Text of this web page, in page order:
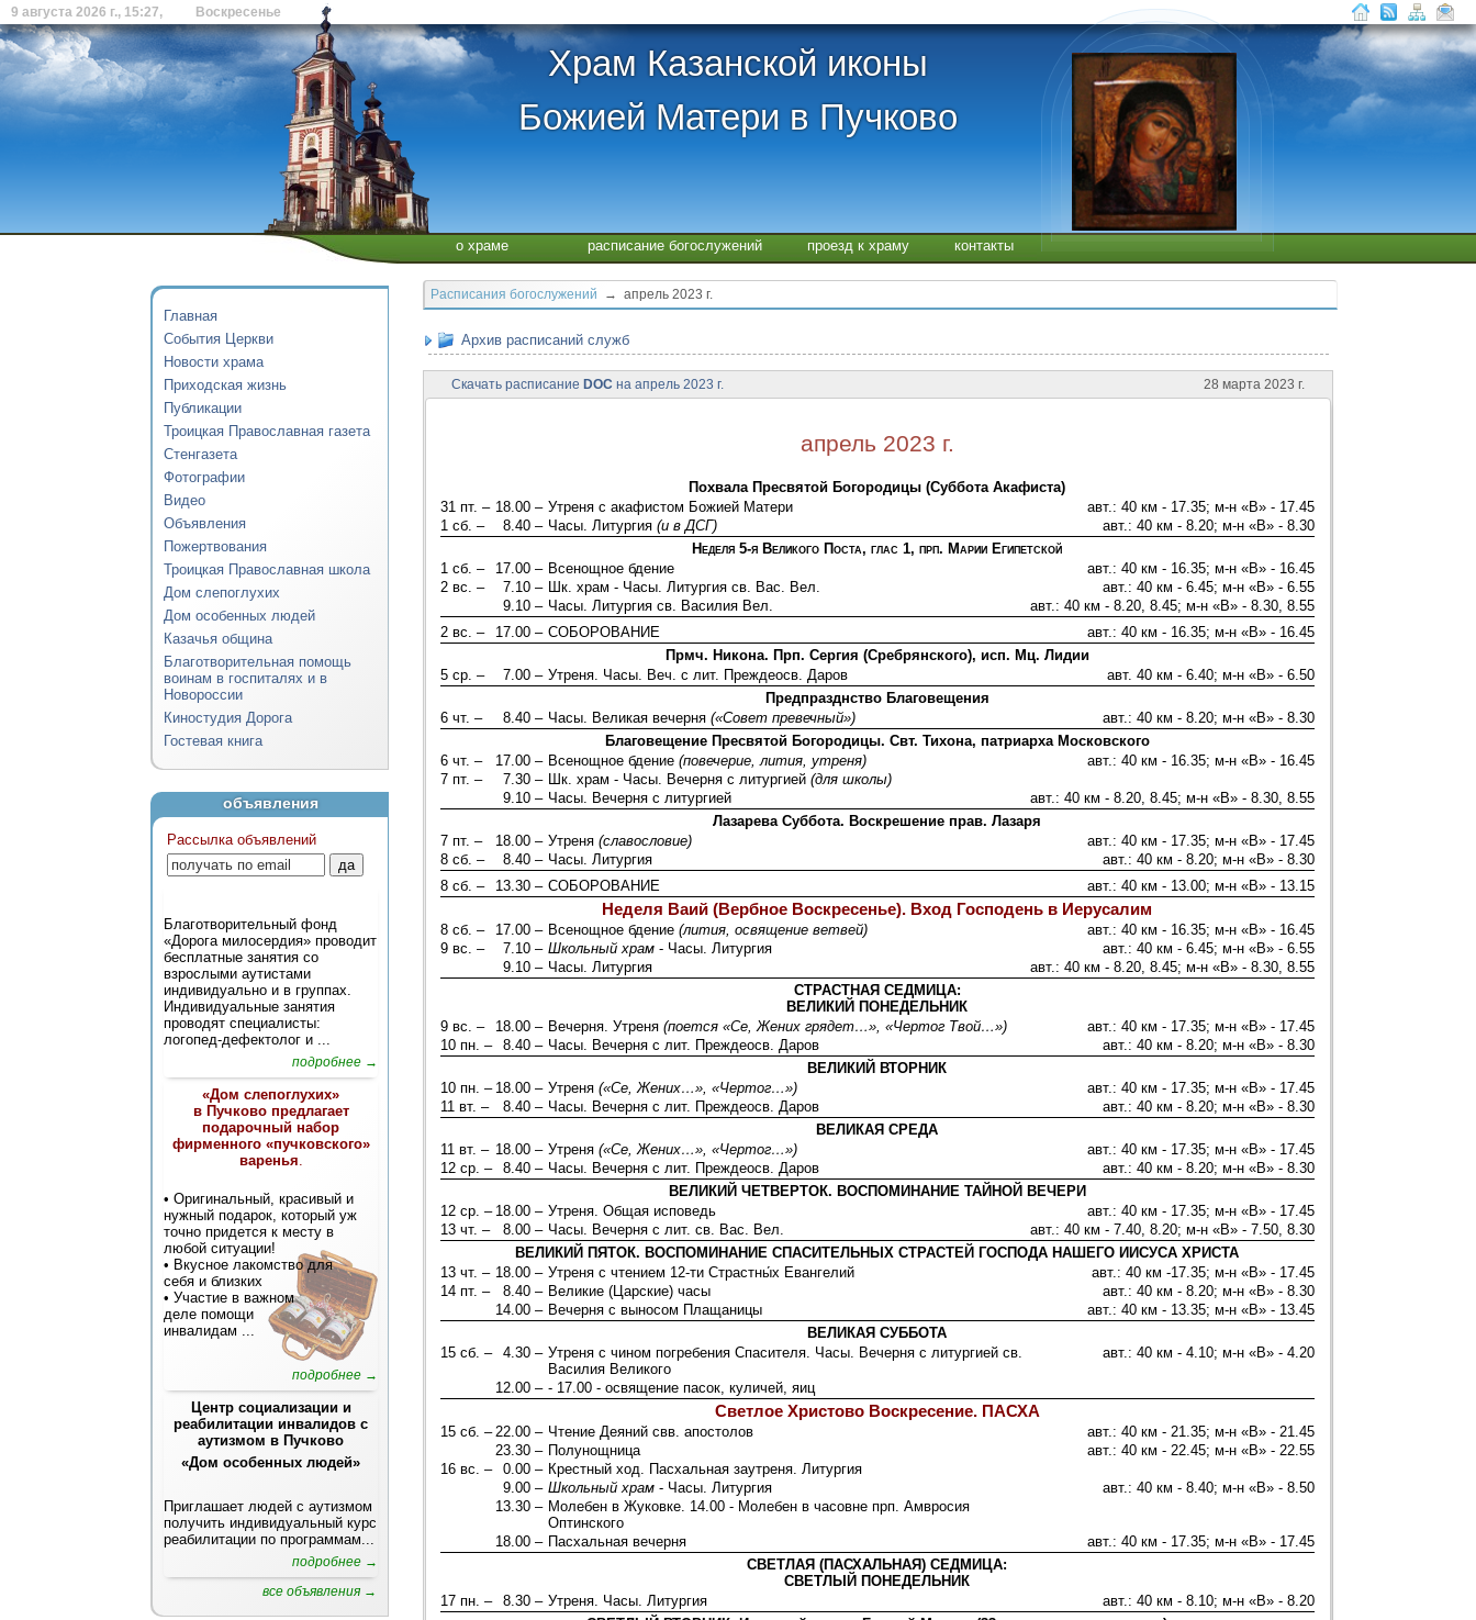
9 августа 2026 г., 15:27, Воскресенье
Храм Казанской иконы
Божией Матери в Пучково
о храме расписание богослужений проезд к храму контакты
Главная
События Церкви
Новости храма
Приходская жизнь
Публикации
Троицкая Православная газета
Стенгазета
Фотографии
Видео
Объявления
Пожертвования
Троицкая Православная школа
Дом слепоглухих
Дом особенных людей
Казачья община
Благотворительная помощь
воинам в госпиталях и в
Новороссии
Киностудия Дорога
Гостевая книга
объявления
Рассылка объявлений
Благотворительный фонд
«Дорога милосердия» проводит
бесплатные занятия со
взрослыми аутистами
индивидуально и в группах.
Индивидуальные занятия
проводят специалисты:
логопед-дефектолог и ...
подробнее →
«Дом слепоглухих»
в Пучково предлагает
подарочный набор
фирменного «пучковского»
варенья.
• Оригинальный, красивый и
нужный подарок, который уж
точно придется к месту в
любой ситуации!
• Вкусное лакомство для
себя и близких
• Участие в важном
деле помощи
инвалидам ...
подробнее →
Центр социализации и
реабилитации инвалидов с
аутизмом в Пучково
«Дом особенных людей»
Приглашает людей с аутизмом
получить индивидуальный курс
реабилитации по программам...
подробнее →
все объявления →
Расписания богослужений → апрель 2023 г.
Архив расписаний служб
Скачать расписание DOC на апрель 2023 г. 28 марта 2023 г.
апрель 2023 г.
Похвала Пресвятой Богородицы (Суббота Акафиста)
31 пт. – 18.00 – Утреня с акафистом Божией Матери
авт.: 40 км - 17.35; м-н «В» - 17.45
1 сб. –
8.40 – Часы. Литургия (и в ДСГ)
авт.: 40 км - 8.20; м-н «В» - 8.30
Неделя 5-я Великого Поста, глас 1, прп. Марии Египетской
1 сб. –
17.00 – Всенощное бдение
авт.: 40 км - 16.35; м-н «В» - 16.45
2 вс. –
7.10 – Шк. храм - Часы. Литургия св. Вас. Вел.
авт.: 40 км - 6.45; м-н «В» - 6.55
9.10 – Часы. Литургия св. Василия Вел.
авт.: 40 км - 8.20, 8.45; м-н «В» - 8.30, 8.55
2 вс. –
17.00 – СОБОРОВАНИЕ
авт.: 40 км - 16.35; м-н «В» - 16.45
Прмч. Никона. Прп. Сергия (Сребрянского), исп. Мц. Лидии
5 ср. –
7.00 – Утреня. Часы. Веч. с лит. Преждеосв. Даров
авт. 40 км - 6.40; м-н «В» - 6.50
Предпразднство Благовещения
6 чт. –
8.40 – Часы. Великая вечерня («Совет превечный»)
авт.: 40 км - 8.20; м-н «В» - 8.30
Благовещение Пресвятой Богородицы. Свт. Тихона, патриарха Московского
6 чт. –
17.00 – Всенощное бдение (повечерие, лития, утреня)
авт.: 40 км - 16.35; м-н «В» - 16.45
7 пт. –
7.30 – Шк. храм - Часы. Вечерня с литургией (для школы)
9.10 – Часы. Вечерня с литургией
авт.: 40 км - 8.20, 8.45; м-н «В» - 8.30, 8.55
Лазарева Суббота. Воскрешение прав. Лазаря
7 пт. –
18.00 – Утреня (славословие)
авт.: 40 км - 17.35; м-н «В» - 17.45
8 сб. –
8.40 – Часы. Литургия
авт.: 40 км - 8.20; м-н «В» - 8.30
8 сб. –
13.30 – СОБОРОВАНИЕ авт.: 40 км - 13.00; м-н «В» - 13.15
Неделя Ваий (Вербное Воскресенье). Вход Господень в Иерусалим
8 сб. – 17.00 – Всенощное бдение (лития, освящение ветвей)
авт.: 40 км - 16.35; м-н «В» - 16.45
9 вс. –
7.10 – Школьный храм- Часы. Литургия
авт.: 40 км - 6.45; м-н «В» - 6.55
9.10 – Часы. Литургия
авт.: 40 км - 8.20, 8.45; м-н «В» - 8.30, 8.55
СТРАСТНАЯ СЕДМИЦА:
ВЕЛИКИЙ ПОНЕДЕЛЬНИК
9 вс. –
18.00 – Вечерня. Утреня (поется «Се, Жених грядет…», «Чертог Твой…»)
авт.: 40 км - 17.35; м-н «В» - 17.45
10 пн. –
8.40 – Часы. Вечерня с лит. Преждеосв. Даров
авт.: 40 км - 8.20; м-н «В» - 8.30
ВЕЛИКИЙ ВТОРНИК
10 пн. – 18.00 – Утреня («Се, Жених…», «Чертог…»)
авт.: 40 км - 17.35; м-н «В» - 17.45
11 вт. –
8.40 – Часы. Вечерня с лит. Преждеосв. Даров
авт.: 40 км - 8.20; м-н «В» - 8.30
ВЕЛИКАЯ СРЕДА
11 вт. – 18.00 – Утреня («Се, Жених…», «Чертог…»)
авт.: 40 км - 17.35; м-н «В» - 17.45
12 ср. –
8.40 – Часы. Вечерня с лит. Преждеосв. Даров
авт.: 40 км - 8.20; м-н «В» - 8.30
ВЕЛИКИЙ ЧЕТВЕРТОК. ВОСПОМИНАНИЕ ТАЙНОЙ ВЕЧЕРИ
12 ср. – 18.00 – Утреня. Общая исповедь
авт.: 40 км - 17.35; м-н «В» - 17.45
13 чт. –
8.00 – Часы. Вечерня с лит. св. Вас. Вел.
авт.: 40 км - 7.40, 8.20; м-н «В» - 7.50, 8.30
ВЕЛИКИЙ ПЯТОК. ВОСПОМИНАНИЕ СПАСИТЕЛЬНЫХ СТРАСТЕЙ ГОСПОДА НАШЕГО ИИСУСА ХРИСТА
13 чт. – 18.00 – Утреня с чтением 12-ти Страстны́х Евангелий
авт.: 40 км -17.35; м-н «В» - 17.45
14 пт. –
8.40 – Великие (Царские) часы
авт.: 40 км - 8.20; м-н «В» - 8.30
14.00 – Вечерня с выносом Плащаницы
авт.: 40 км - 13.35; м-н «В» - 13.45
ВЕЛИКАЯ СУББОТА
15 сб. –
4.30 – Утреня с чином погребения Спасителя. Часы. Вечерня с литургией св.
Василия Великого
авт.: 40 км - 4.10; м-н «В» - 4.20
12.00 – - 17.00 - освящение пасок, куличей, яиц
Светлое Христово Воскресение. ПАСХА
15 сб. – 22.00 – Чтение Деяний свв. апостолов
авт.: 40 км - 21.35; м-н «В» - 21.45
23.30 – Полунощница
авт.: 40 км - 22.45; м-н «В» - 22.55
16 вс. –
0.00 – Крестный ход. Пасхальная заутреня. Литургия
9.00 – Школьный храм- Часы. Литургия
авт.: 40 км - 8.40; м-н «В» - 8.50
13.30 – Молебен в Жуковке. 14.00 - Молебен в часовне прп. Амвросия
Оптинского
18.00 – Пасхальная вечерня
авт.: 40 км - 17.35; м-н «В» - 17.45
СВЕТЛАЯ (ПАСХАЛЬНАЯ) СЕДМИЦА:
СВЕТЛЫЙ ПОНЕДЕЛЬНИК
17 пн. –
8.30 – Утреня. Часы. Литургия
авт.: 40 км - 8.10; м-н «В» - 8.20